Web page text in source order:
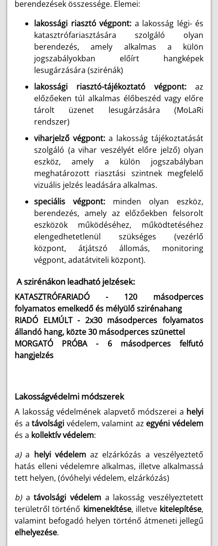
berendezések összessége. Elemei:
lakossági riasztó végpont: a lakosság légi- és
katasztrófariasztására szolgáló olyan
berendezés, amely alkalmas a külön
jogszabályokban előírt hangképek
lesugárzására (szirénák)
lakossági riasztó-tájékoztató végpont: az
előzőeken túl alkalmas élőbeszéd vagy előre
tárolt üzenet lesugárzására (MoLaRi
rendszer)
viharjelző végpont: a lakosság tájékoztatását
szolgáló (a vihar veszélyét előre jelző) olyan
eszköz, amely a külön jogszabályban
meghatározott riasztási szintnek megfelelő
vizuális jelzés leadására alkalmas.
speciális végpont: minden olyan eszköz,
berendezés, amely az előzőekben felsorolt
eszközök működéséhez, működtetéséhez
elengedhetetlenül szükséges (vezérlő
központ, átjátszó állomás, monitoring
végpont, adatátviteli központ).
A szirénákon leadható jelzések:
KATASZTRÓFARIADÓ - 120 másodperces
folyamatos emelkedő és mélyülő szirénahang
RIADÓ ELMÚLT - 2x30 másodperces folyamatos
állandó hang, közte 30 másodperces szünettel
MORGATÓ PRÓBA - 6 másodperces felfutó
hangjelzés
Lakosságvédelmi módszerek
A lakosság védelmének alapvető módszerei a helyi
és atávolsági védelem, valamint az egyéni védelem
és a kollektív védelem:
a)a helyi védelemaz elzárkózás a veszélyeztető
hatás elleni védelemre alkalmas, illetve alkalmassá
tett helyen, (óvóhelyi védelem, elzárkózás)
b)atávolsági védelem a lakosság veszélyeztetett
területről történő kimenekítése, illetve kitelepítése,
valamint befogadó helyen történő átmeneti jellegű
elhelyezése.